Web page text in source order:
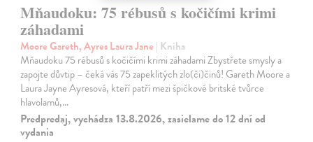
Mňaudoku: 75 rébusů s kočičími krimi
záhadami
Moore Gareth, Ayres Laura Jane | Kniha
Mňaudoku 75 rébusů s kočičími krimi záhadami Zbystřete smysly a
zapojte důvtip – čeká vás 75 zapeklitých zlo(či)činů! Gareth Moore a
Laura Jayne Ayresová, kteří patří mezi špičkové britské tvůrce
hlavolamů,…
Predpredaj, vychádza 13.8.2026, zasielame do 12 dní od
vydania